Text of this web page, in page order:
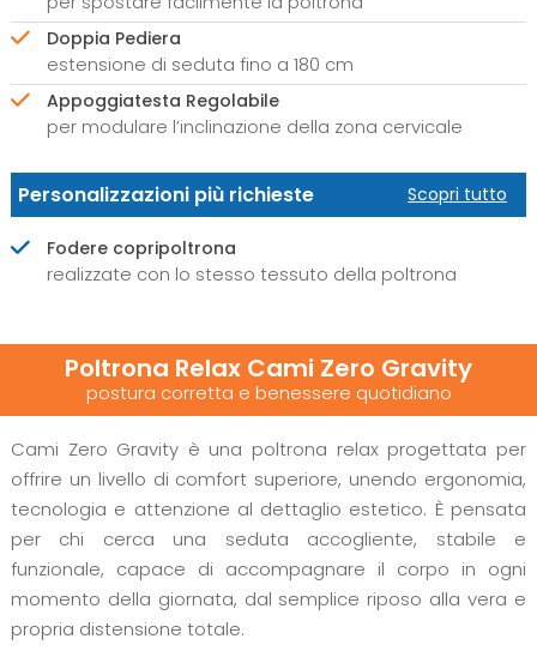
Doppia Pediera
estensione di seduta fino a 180 cm
Appoggiatesta Regolabile
per modulare l’inclinazione della zona cervicale
Personalizzazioni più richieste Scopri tutto
Fodere copripoltrona
realizzate con lo stesso tessuto della poltrona
Poltrona Relax Cami Zero Gravity
postura corretta e benessere quotidiano
Cami Zero Gravity è una poltrona relax progettata per
offrire un livello di comfort superiore, unendo ergonomia,
tecnologia e attenzione al dettaglio estetico. È pensata
per chi cerca una seduta accogliente, stabile e
funzionale, capace di accompagnare il corpo in ogni
momento della giornata, dal semplice riposo alla vera e
propria distensione totale.